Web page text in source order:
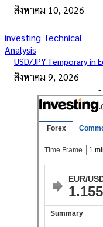
สิงหาคม 10, 2026
investing Technical
Analysis
USD/JPY Temporary in
สิงหาคม 9, 2026